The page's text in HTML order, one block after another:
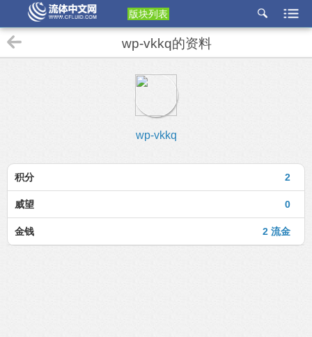
版块列表
etu
wp-vkkq的资料
wp-vkkq
2
积分
0
威望
2 流金
金钱